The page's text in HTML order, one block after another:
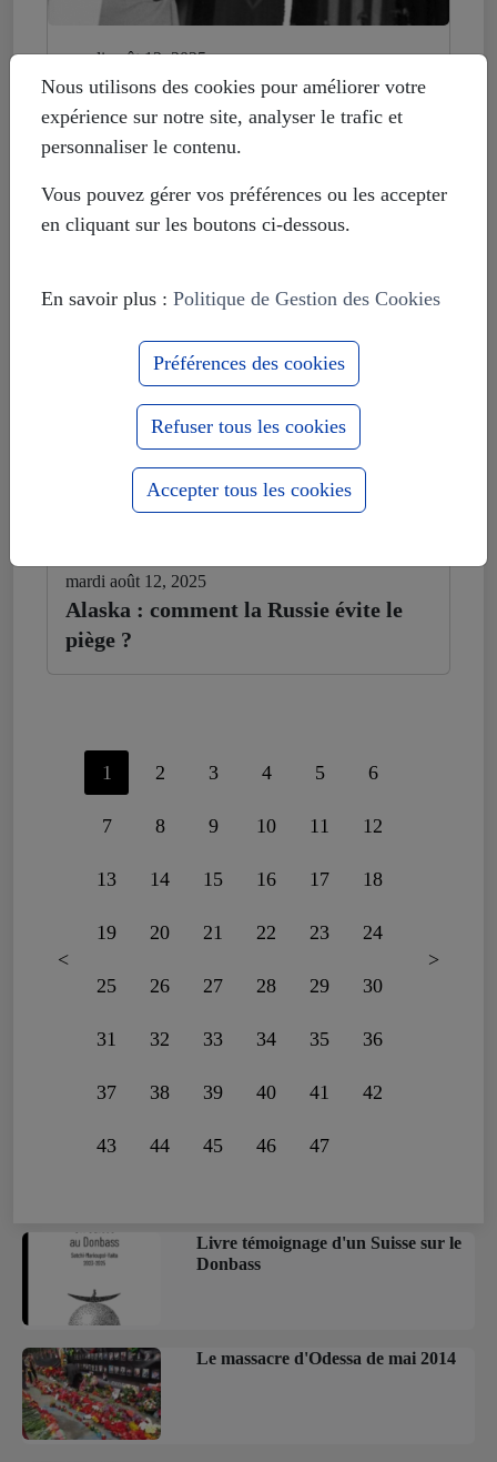
mardi août 12, 2025
Histoire déformée : les Européistes
veulent fonder leur unité sur la
russophobie
mardi août 12, 2025
Alaska : comment la Russie évite le
piège ?
<
1 2 3 4 5 6
7 8 9 10 11 12
13 14 15 16 17 18
19 20 21 22 23 24
25 26 27 28 29 30
31 32 33 34 35 36
37 38 39 40 41 42
43 44 45 46 47
>
Livre témoignage d'un Suisse sur le
Donbass
Le massacre d'Odessa de mai 2014
Nous utilisons des cookies pour améliorer votre
expérience sur notre site, analyser le trafic et
personnaliser le contenu.
Vous pouvez gérer vos préférences ou les accepter
en cliquant sur les boutons ci-dessous.
En savoir plus : Politique de Gestion des Cookies
Préférences des cookies
Refuser tous les cookies
Accepter tous les cookies